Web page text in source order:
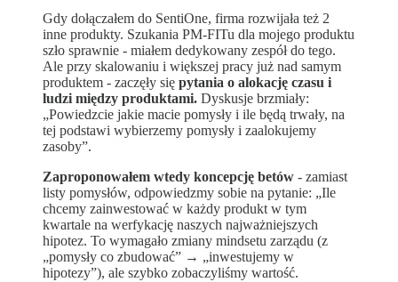
Gdy dołączałem do SentiOne, firma rozwijała też 2
inne produkty. Szukania PM-FITu dla mojego produktu
szło sprawnie - miałem dedykowany zespół do tego.
Ale przy skalowaniu i większej pracy już nad samym
produktem - zaczęły się pytania o alokację czasu i
ludzi między produktami. Dyskusje brzmiały:
„Powiedzcie jakie macie pomysły i ile będą trwały, na
tej podstawi wybierzemy pomysły i zaalokujemy
zasoby”.
Zaproponowałem wtedy koncepcję betów - zamiast
listy pomysłów, odpowiedzmy sobie na pytanie: „Ile
chcemy zainwestować w każdy produkt w tym
kwartale na werfykację naszych najważniejszych
hipotez. To wymagało zmiany mindsetu zarządu (z
„pomysły co zbudować” → „inwestujemy w
hipotezy”), ale szybko zobaczyliśmy wartość.